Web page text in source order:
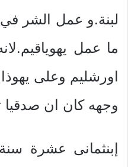
لبنة.و عمل الشر
ما عمل
اورشليم وعلى
وجهه كان ان